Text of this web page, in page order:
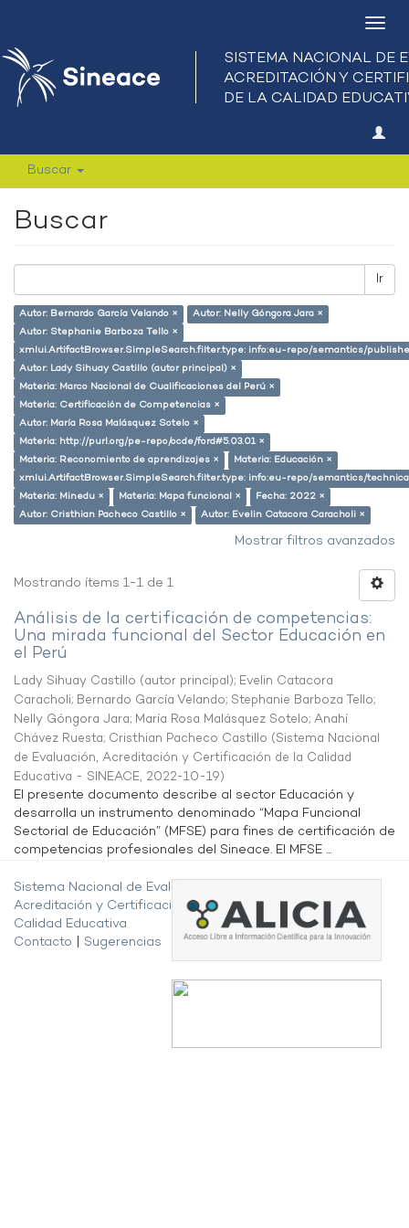
Buscar
Buscar
Ir
Autor: Bernardo García Velando ×
Autor: Nelly Góngora Jara ×
Autor: Stephanie Barboza Tello ×
xmlui.ArtifactBrowser.SimpleSearch.filter.type: info:eu-repo/semantics/
Autor: Lady Sihuay Castillo (autor principal) ×
Materia: Marco Nacional de Cualificaciones del Perú ×
Materia: Certificación de Competencias ×
Autor: María Rosa Malásquez Sotelo ×
Materia: http://purl.org/pe-repo/ocde/ford#5.03.01 ×
Materia: Reconomiento de aprendizajes ×
Materia: Educación ×
xmlui.ArtifactBrowser.SimpleSearch.filter.type: info:eu-repo/semantics/
Materia: Minedu ×
Materia: Mapa funcional ×
Fecha: 2022 ×
Autor: Cristhian Pacheco Castillo ×
Autor: Evelin Catacora Caracholi ×
Mostrar filtros avanzados
Mostrando ítems 1-1 de 1
Análisis de la certificación de competencias:
Una mirada funcional del Sector Educación en
el Perú
Lady Sihuay Castillo (autor principal); Evelin Catacora
Caracholi; Bernardo García Velando; Stephanie Barboza Tello;
Nelly Góngora Jara; María Rosa Malásquez Sotelo; Anahí
Chávez Ruesta; Cristhian Pacheco Castillo (Sistema Nacional
de Evaluación, Acreditación y Certificación de la Calidad
Educativa - SINEACE, 2022-10-19)
El presente documento describe al sector Educación y
desarrolla un instrumento denominado “Mapa Funcional
Sectorial de Educación” (MFSE) para fines de certificación de
competencias profesionales del Sineace. El MFSE ...
Sistema Nacional de Evaluación,
Acreditación y Certificación de la
Calidad Educativa
Contacto
Sugerencias